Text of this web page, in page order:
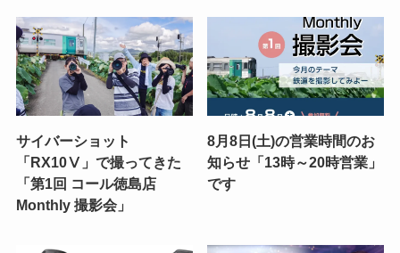
サイバーショット
「RX10Ⅴ」で撮ってきた
「第1回 コール徳島店
Monthly 撮影会」
8月8日(土)の営業時間のお
知らせ「13時～20時営業」
です